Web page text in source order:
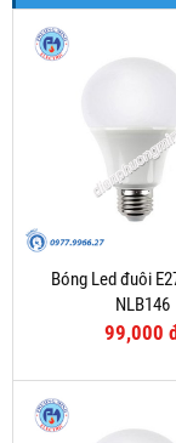
Bóng Led đuôi
NLB146
99,000